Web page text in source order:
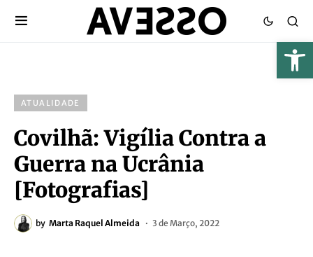
ATUALIDADE
Covilhã: Vigília Contra a
Guerra na Ucrânia
[Fotografias]
by Marta Raquel Almeida 3 de Março, 2022